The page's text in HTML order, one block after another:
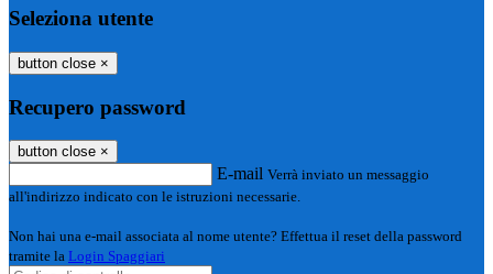
Seleziona utente
button close ×
Recupero password
button close ×
E-mail Verrà inviato un messaggio
all'indirizzo indicato con le istruzioni necessarie.
Non hai una e-mail associata al nome utente? Effettua il reset della password
tramite la Login Spaggiari